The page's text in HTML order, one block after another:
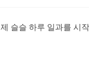
슬슬 하루 일과를 시